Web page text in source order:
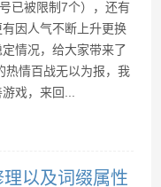
已被限制7个），还有
因人气不断上升更换
情况，给大家带来了
热情百战无以为报，我
戏，来回...
以及词缀属性